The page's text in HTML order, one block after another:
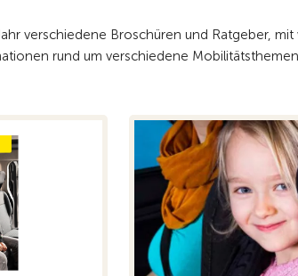
verschiedene Broschüren und Ratgeber,
rund um verschiedene